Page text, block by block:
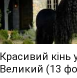
Красивий кінь у
Великий (13